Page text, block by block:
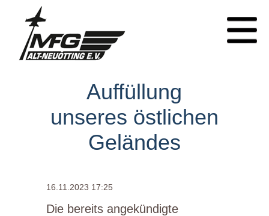
Auffüllung
unseres östlichen
Geländes
16.11.2023 17:25
Die bereits angekündigte